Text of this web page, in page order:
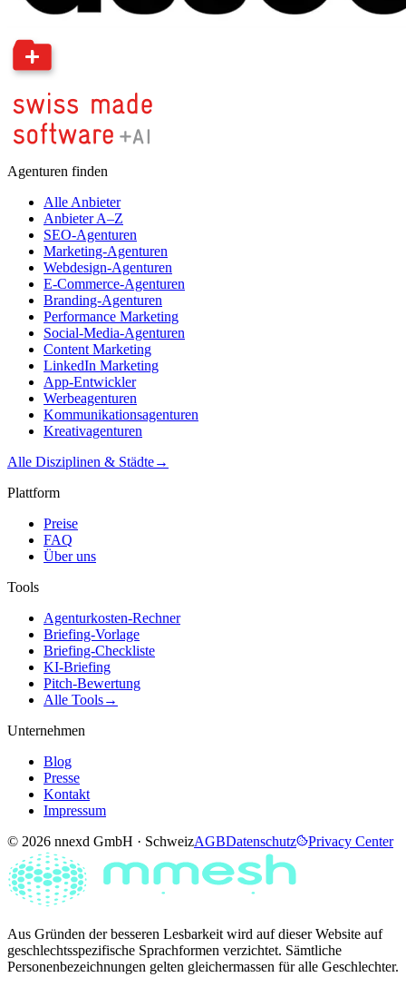
Agenturen finden
Alle Anbieter
Anbieter A–Z
SEO-Agenturen
Marketing-Agenturen
Webdesign-Agenturen
E-Commerce-Agenturen
Branding-Agenturen
Performance Marketing
Social-Media-Agenturen
Content Marketing
LinkedIn Marketing
App-Entwickler
Werbeagenturen
Kommunikationsagenturen
Kreativagenturen
Alle Disziplinen & Städte→
Plattform
Preise
FAQ
Über uns
Tools
Agenturkosten-Rechner
Briefing-Vorlage
Briefing-Checkliste
KI-Briefing
Pitch-Bewertung
Alle Tools→
Unternehmen
Blog
Presse
Kontakt
Impressum
© 2026 nnexd GmbH · SchweizAGBDatenschutz Privacy Center
Aus Gründen der besseren Lesbarkeit wird auf dieser Website auf
geschlechtsspezifische Sprachformen verzichtet. Sämtliche
Personenbezeichnungen gelten gleichermassen für alle Geschlechter.